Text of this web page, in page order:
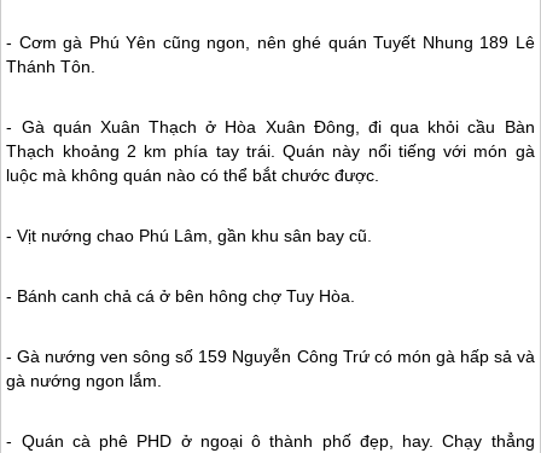
- Cơm gà Phú Yên cũng ngon, nên ghé quán Tuyết Nhung 189 Lê
Thánh Tôn.
- Gà quán Xuân Thạch ở Hòa Xuân Đông, đi qua khỏi cầu Bàn
Thạch khoảng 2 km phía tay trái. Quán này nổi tiếng với món gà
luộc mà không quán nào có thể bắt chước được.
- Vịt nướng chao Phú Lâm, gần khu sân bay cũ.
- Bánh canh chả cá ở bên hông chợ Tuy Hòa.
- Gà nướng ven sông số 159 Nguyễn Công Trứ có món gà hấp sả và
gà nướng ngon lắm.
- Quán cà phê PHD ở ngoại ô thành phố đẹp, hay. Chạy thẳng